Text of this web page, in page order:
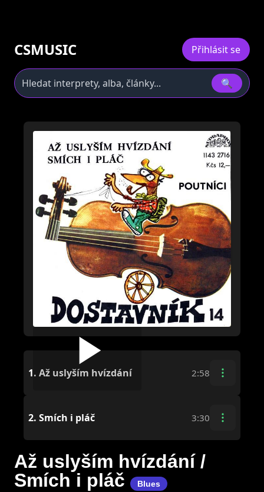
CSMUSIC Přihlásit se
🔍
1. Až uslyším hvízdání 2:58
2. Smích i pláč 3:30
Až uslyším hvízdání /
Smích i pláč
Blues